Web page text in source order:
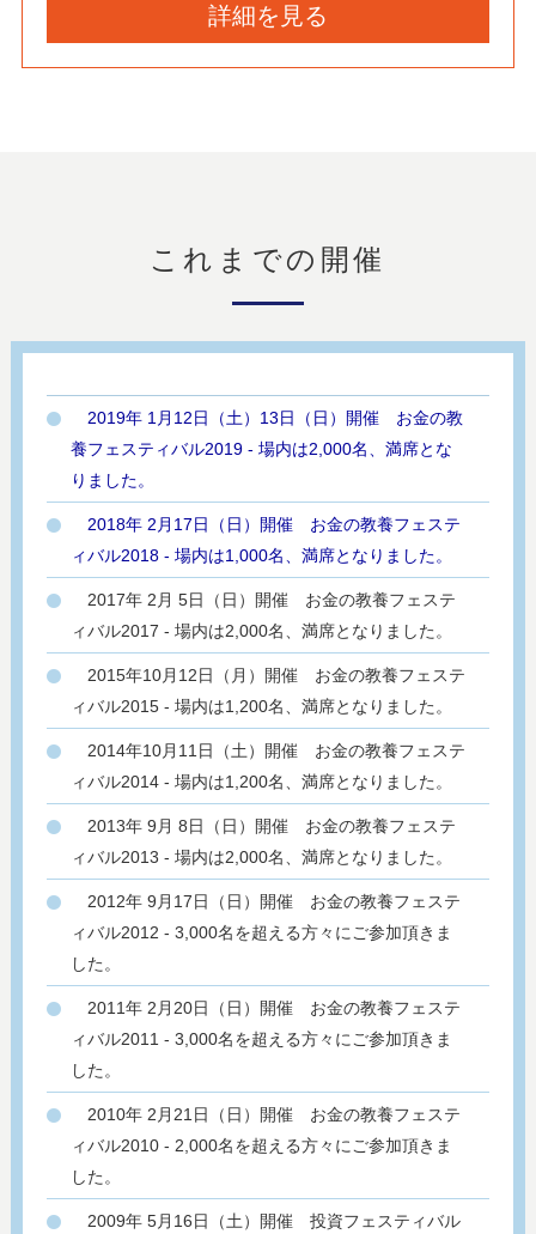
詳細を見る
これまでの開催
2019年 1月12日（土）13日（日）開催 お金の教
養フェスティバル2019 - 場内は2,000名、満席とな
りました。
2018年 2月17日（日）開催 お金の教養フェステ
ィバル2018 - 場内は1,000名、満席となりました。
2017年 2月 5日（日）開催 お金の教養フェステ
ィバル2017 - 場内は2,000名、満席となりました。
2015年10月12日（月）開催 お金の教養フェステ
ィバル2015 - 場内は1,200名、満席となりました。
2014年10月11日（土）開催 お金の教養フェステ
ィバル2014 - 場内は1,200名、満席となりました。
2013年 9月 8日（日）開催 お金の教養フェステ
ィバル2013 - 場内は2,000名、満席となりました。
2012年 9月17日（日）開催 お金の教養フェステ
ィバル2012 - 3,000名を超える方々にご参加頂きま
した。
2011年 2月20日（日）開催 お金の教養フェステ
ィバル2011 - 3,000名を超える方々にご参加頂きま
した。
2010年 2月21日（日）開催 お金の教養フェステ
ィバル2010 - 2,000名を超える方々にご参加頂きま
した。
2009年 5月16日（土）開催 投資フェスティバル